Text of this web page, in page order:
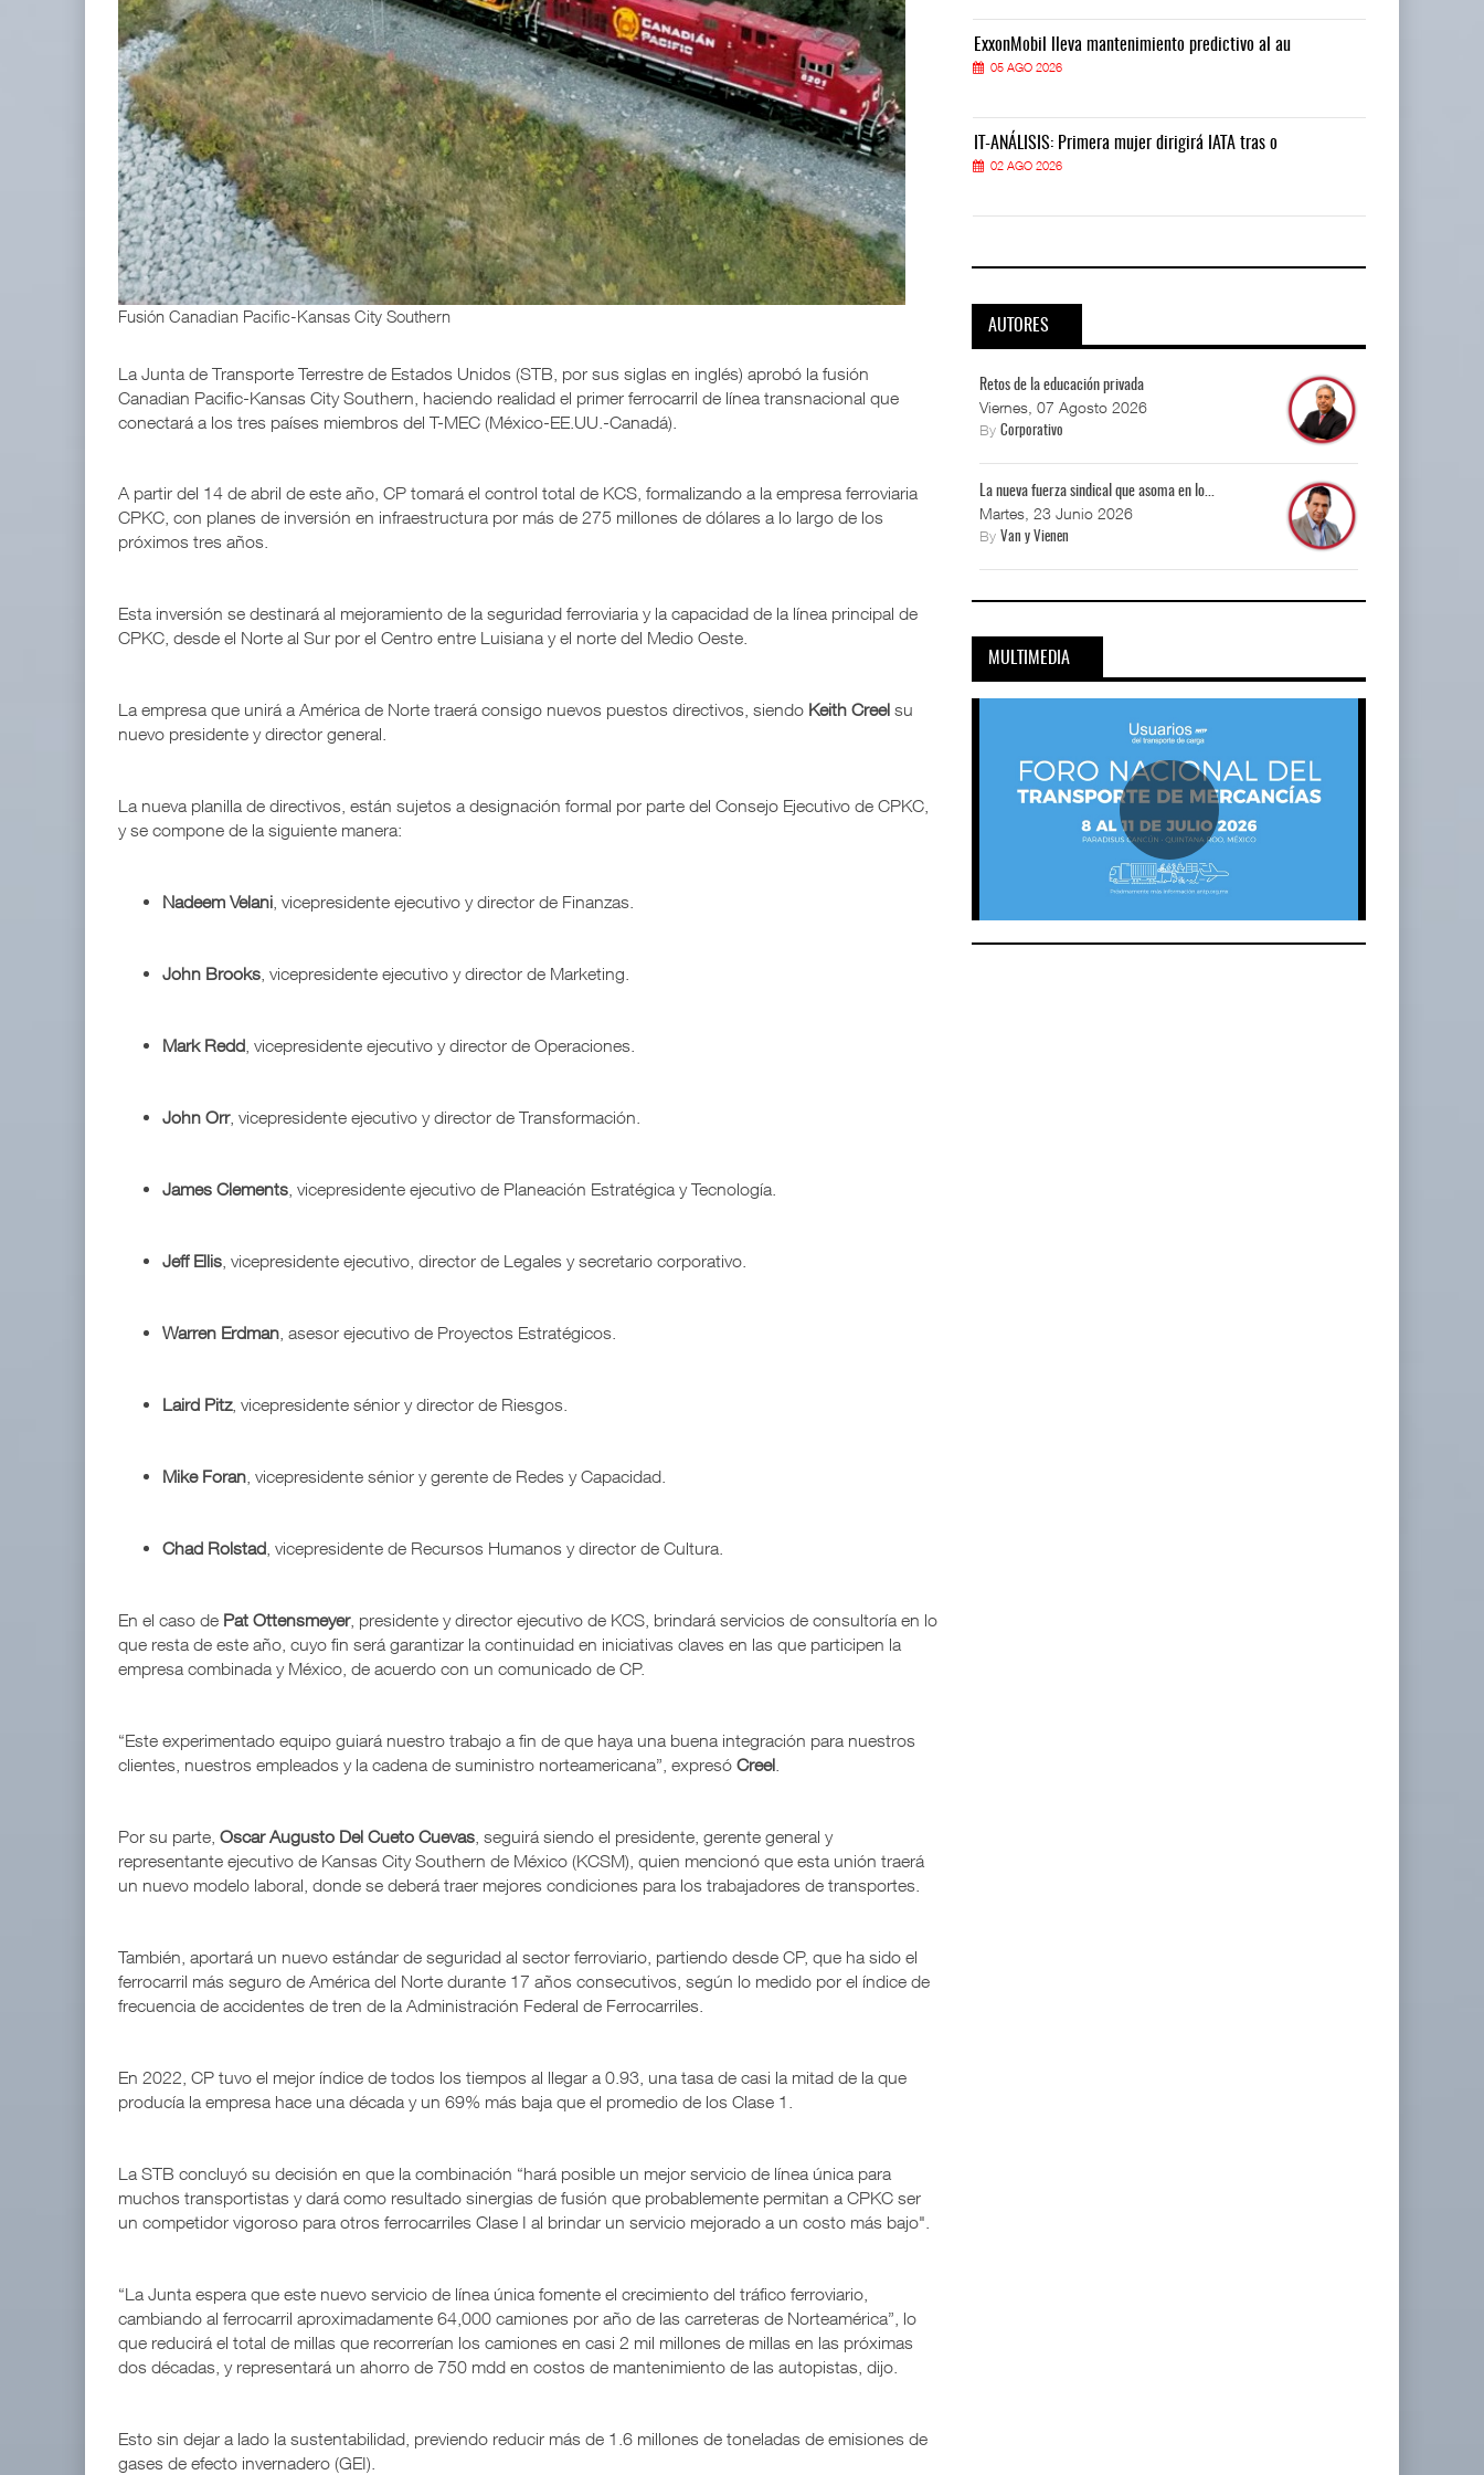
Fusión Canadian Pacific-Kansas City Southern
La Junta de Transporte Terrestre de Estados Unidos (STB, por sus siglas en inglés) aprobó la fusión
Canadian Pacific-Kansas City Southern, haciendo realidad el primer ferrocarril de línea transnacional que
conectará a los tres países miembros del T-MEC (México-EE.UU.-Canadá).
A partir del 14 de abril de este año, CP tomará el control total de KCS, formalizando a la empresa ferroviaria
CPKC, con planes de inversión en infraestructura por más de 275 millones de dólares a lo largo de los
próximos tres años.
Esta inversión se destinará al mejoramiento de la seguridad ferroviaria y la capacidad de la línea principal de
CPKC, desde el Norte al Sur por el Centro entre Luisiana y el norte del Medio Oeste.
La empresa que unirá a América de Norte traerá consigo nuevos puestos directivos, siendo Keith Creel su
nuevo presidente y director general.
La nueva planilla de directivos, están sujetos a designación formal por parte del Consejo Ejecutivo de CPKC,
y se compone de la siguiente manera:
Nadeem Velani , vicepresidente ejecutivo y director de Finanzas.
John Brooks , vicepresidente ejecutivo y director de Marketing.
Mark Redd , vicepresidente ejecutivo y director de Operaciones.
John Orr, vicepresidente ejecutivo y director de Transformación.
James Clements , vicepresidente ejecutivo de Planeación Estratégica y Tecnología.
Jeff Ellis , vicepresidente ejecutivo, director de Legales y secretario corporativo.
Warren Erdman , asesor ejecutivo de Proyectos Estratégicos.
Laird Pitz, vicepresidente sénior y director de Riesgos.
Mike Foran , vicepresidente sénior y gerente de Redes y Capacidad.
Chad Rolstad , vicepresidente de Recursos Humanos y director de Cultura.
En el caso de Pat Ottensmeyer, presidente y director ejecutivo de KCS, brindará servicios de consultoría en lo
que resta de este año, cuyo fin será garantizar la continuidad en iniciativas claves en las que participen la
empresa combinada y México, de acuerdo con un comunicado de CP.
“Este experimentado equipo guiará nuestro trabajo a fin de que haya una buena integración para nuestros
clientes, nuestros empleados y la cadena de suministro norteamericana”, expresó Creel
Por su parte, Oscar Augusto Del Cueto Cuevas , seguirá siendo el presidente, gerente general y
representante ejecutivo de Kansas City Southern de México (KCSM), quien mencionó que esta unión traerá
un nuevo modelo laboral, donde se deberá traer mejores condiciones para los trabajadores de transportes.
También, aportará un nuevo estándar de seguridad al sector ferroviario, partiendo desde CP, que ha sido el
ferrocarril más seguro de América del Norte durante 17 años consecutivos, según lo medido por el índice de
frecuencia de accidentes de tren de la Administración Federal de Ferrocarriles.
En 2022, CP tuvo el mejor índice de todos los tiempos al llegar a 0.93, una tasa de casi la mitad de la que
producía la empresa hace una década y un 69% más baja que el promedio de los Clase 1.
La STB concluyó su decisión en que la combinación “hará posible un mejor servicio de línea única para
muchos transportistas y dará como resultado sinergias de fusión que probablemente permitan a CPKC ser
un competidor vigoroso para otros ferrocarriles Clase I al brindar un servicio mejorado a un costo más bajo".
“La Junta espera que este nuevo servicio de línea única fomente el crecimiento del tráfico ferroviario,
cambiando al ferrocarril aproximadamente 64,000 camiones por año de las carreteras de Norteamérica”, lo
que reducirá el total de millas que recorrerían los camiones en casi 2 mil millones de millas en las próximas
dos décadas, y representará un ahorro de 750 mdd en costos de mantenimiento de las autopistas, dijo.
Esto sin dejar a lado la sustentabilidad, previendo reducir más de 1.6 millones de toneladas de emisiones de
gases de efecto invernadero (GEI).
ExxonMobil lleva mantenimiento predictivo al au
05 AGO 2026
IT-ANÁLISIS: Primera mujer dirigirá IATA tras o
02 AGO 2026
ExxonMobil lleva mantenimiento predictivo al au
05 AGO 2026
IT-ANÁLISIS: Primera mujer dirigirá IATA tras o
02 AGO 2026
ExxonMobil lleva mantenimiento predictivo al au
05 AGO 2026
IT-ANÁLISIS: Primera mujer dirigirá IATA tras o
02 AGO 2026
AUTORES
Retos de la educación privada
Viernes, 07 Agosto 2026
ByCorporativo
La nueva fuerza sindical que asoma en lo...
Martes, 23 Junio 2026
ByVan y Vienen
MULTIMEDIA